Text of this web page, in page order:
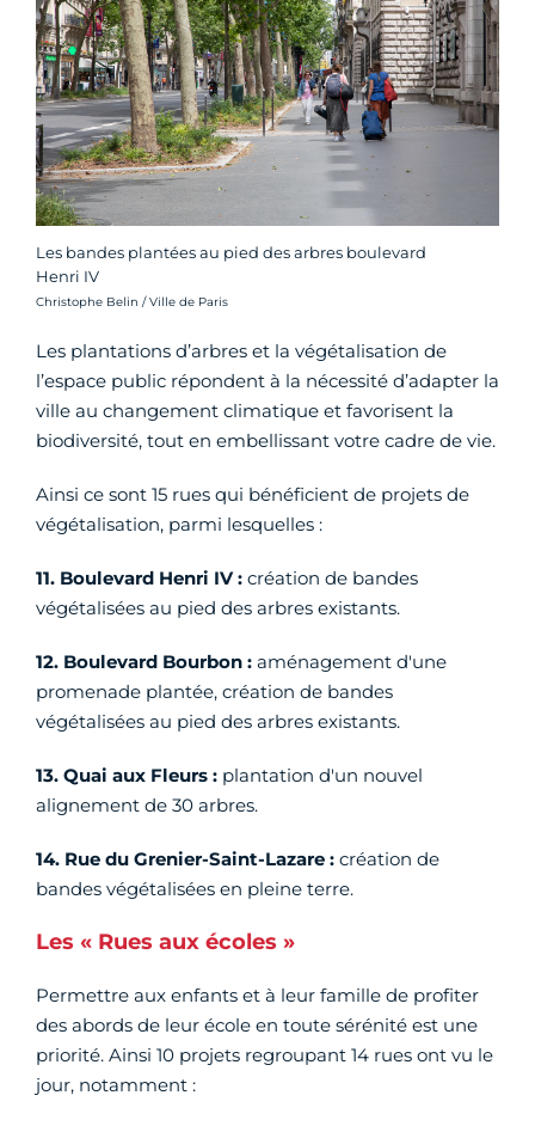
Les bandes plantées au pied des arbres boulevard
Henri IV
Crédit photo :
Christophe Belin / Ville de Paris
Les plantations d’arbres et la végétalisation de
l’espace public répondent à la nécessité d’adapter la
ville au changement climatique et favorisent la
biodiversité, tout en embellissant votre cadre de vie.
Ainsi ce sont 15 rues qui bénéficient de projets de
végétalisation, parmi lesquelles :
11. Boulevard Henri IV : création de bandes
végétalisées au pied des arbres existants.
12. Boulevard Bourbon : aménagement d'une
promenade plantée, création de bandes
végétalisées au pied des arbres existants.
13. Quai aux Fleurs : plantation d'un nouvel
alignement de 30 arbres.
14. Rue du Grenier-Saint-Lazare : création de
bandes végétalisées en pleine terre.
Les « Rues aux écoles »
Permettre aux enfants et à leur famille de profiter
des abords de leur école en toute sérénité est une
priorité. Ainsi 10 projets regroupant 14 rues ont vu le
jour, notamment :